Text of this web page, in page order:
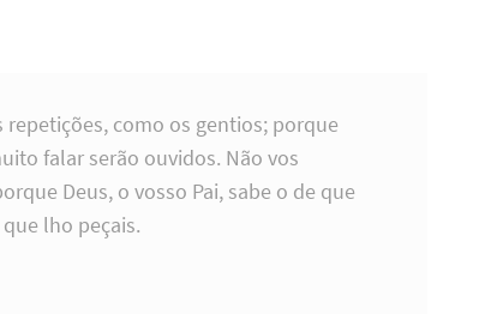
repetições, como os gentios; porque
falar serão ouvidos. Não vos
Deus, o vosso Pai, sabe o de que
lho peçais.